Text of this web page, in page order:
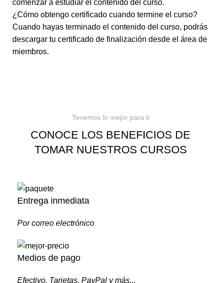
comenzar a estudiar el contenido del curso.
¿Cómo obtengo certificado cuando termine el curso?
Cuando hayas terminado el contenido del curso, podrás
descargar tu certificado de finalización desde el área de
miembros.
Tenemos lo mejor para ti
CONOCE LOS BENEFICIOS DE
TOMAR NUESTROS CURSOS
Entrega inmediata
Por correo electrónico
Medios de pago
Efectivo, Tarjetas, PayPal y más...